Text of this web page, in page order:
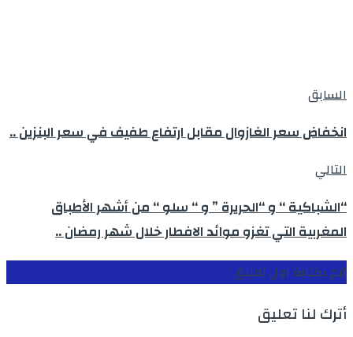
السابق
انخفاض سعر الغازوال مقابل ارتفاع طفيف في سعر البنزين ..
التالي
‘‘الشباكية ‘‘ و “الحريرة ” و ‘‘ سلو ‘‘ من أشهر الأطباق
المغربية التي تغزو موائد الافطار خلال شهر رمضان ..
قم بكتابة اول تعليق
أترك لنا تعليق